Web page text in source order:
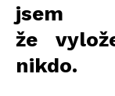
jsem
že
nikdo.